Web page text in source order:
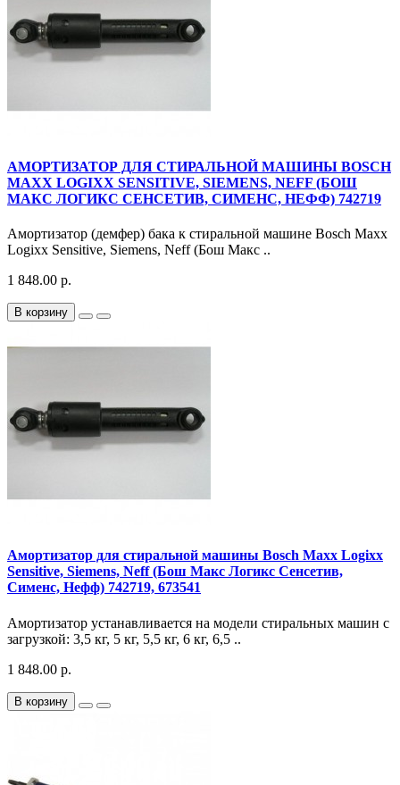
АМОРТИЗАТОР ДЛЯ СТИРАЛЬНОЙ МАШИНЫ BOSCH
MAXX LOGIXX SENSITIVE, SIEMENS, NEFF (БОШ
МАКС ЛОГИКС СЕНСЕТИВ, СИМЕНС, НЕФФ) 742719
Амортизатор (демфер) бака к стиральной машине Bosch Maxx
Logixx Sensitive, Siemens, Neff (Бош Макс ..
1 848.00 р.
В корзину
Амортизатор для стиральной машины Bosch Maxx Logixx
Sensitive, Siemens, Neff (Бош Макс Логикс Сенсетив,
Сименс, Нефф) 742719, 673541
Амортизатор устанавливается на модели стиральных машин с
загрузкой: 3,5 кг, 5 кг, 5,5 кг, 6 кг, 6,5 ..
1 848.00 р.
В корзину